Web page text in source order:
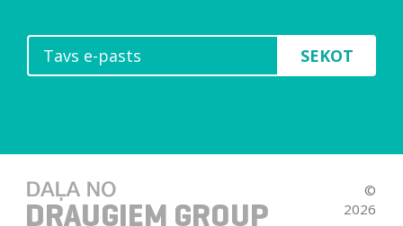
SEKOT
©
2026